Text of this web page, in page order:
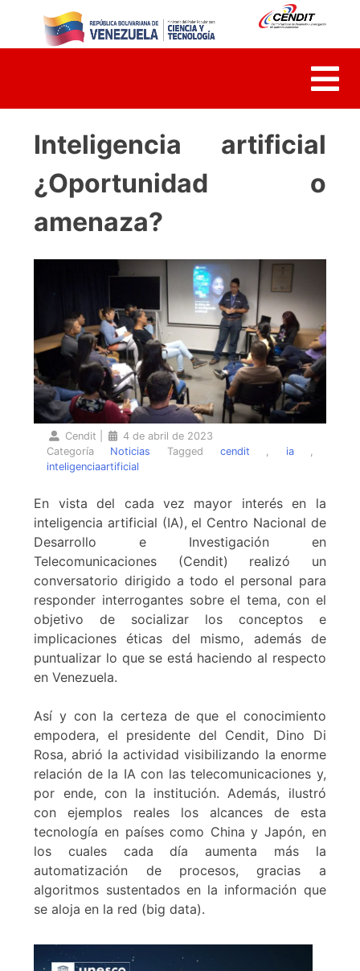
content
Inteligencia artificial
¿Oportunidad o
amenaza?
Cendit
4 de abril de 2023
Categoría Noticias Tagged cendit , ia,
inteligenciaartificial
En vista del cada vez mayor interés en la
inteligencia artificial (IA), el Centro Nacional de
Desarrollo e Investigación en
Telecomunicaciones (Cendit) realizó un
conversatorio dirigido a todo el personal para
responder interrogantes sobre el tema, con el
objetivo de socializar los conceptos e
implicaciones éticas del mismo, además de
puntualizar lo que se está haciendo al respecto
en Venezuela.
Así y con la certeza de que el conocimiento
empodera, el presidente del Cendit, Dino Di
Rosa, abrió la actividad visibilizando la enorme
relación de la IA con las telecomunicaciones y,
por ende, con la institución. Además, ilustró
con ejemplos reales los alcances de esta
tecnología en países como China y Japón, en
los cuales cada día aumenta más la
automatización de procesos, gracias a
algoritmos sustentados en la información que
se aloja en la red (big data).